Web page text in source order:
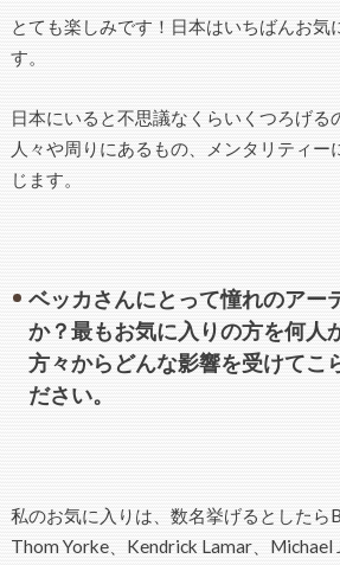
とても楽しみです！日本はいちばんお気
す。
日本にいると不思議なくらいくつろげる
人々や周りにあるもの、メンタリティー
じます。
ベッカさんにとって憧れのアー
か？最もお気に入りの方を何人
方々からどんな影響を受けてこ
ださい。
私のお気に入りは、数名挙げるとしたら
Thom Yorke、Kendrick Lamar、Michael